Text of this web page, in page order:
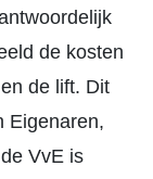
de kosten
de lift. Dit
Eigenaren,
VvE is